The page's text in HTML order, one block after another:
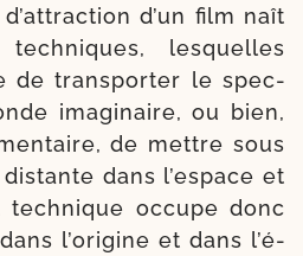
d’un film naît
les­quelles
de trans­por­ter le spec­
ima­gi­naire, ou bien,
de mettre sous
dans l’es­pace et
occupe donc
l’o­ri­gine et dans l’é­